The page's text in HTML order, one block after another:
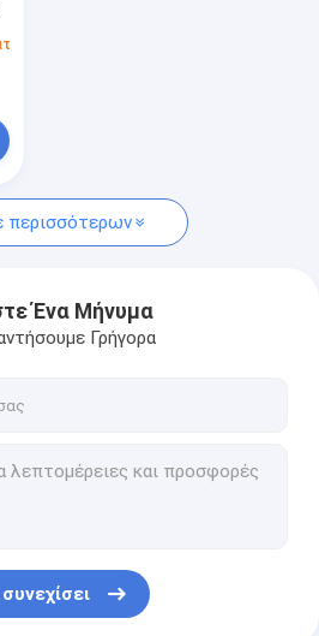
κασετών
ροής
πετρελαίου
κύλινδρος
τιμή
περισσότερων
Ένα Μήνυμα
Γρήγορα